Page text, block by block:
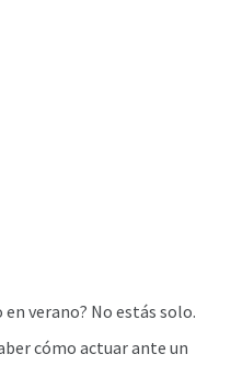
verano? No estás solo.
cómo actuar ante un